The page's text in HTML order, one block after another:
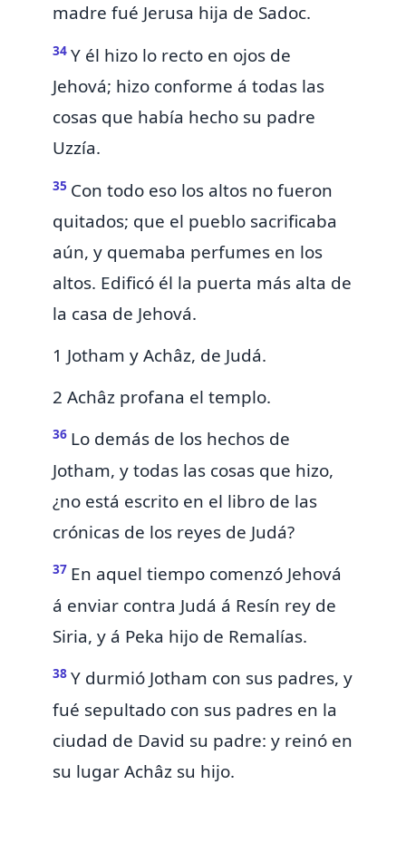
madre fué Jerusa hija de Sadoc.
34 Y él hizo lo recto en ojos de
Jehová; hizo conforme á todas las
cosas que había hecho su padre
Uzzía.
35 Con todo eso los altos no fueron
quitados; que el pueblo sacrificaba
aún, y quemaba perfumes en los
altos. Edificó él la puerta más alta de
la casa de Jehová.
1 Jotham y Achâz, de Judá.
2 Achâz profana el templo.
36 Lo demás de los hechos de
Jotham, y todas las cosas que hizo,
¿no está escrito en el libro de las
crónicas de los reyes de Judá?
37 En aquel tiempo comenzó Jehová
á enviar contra Judá á Resín rey de
Siria, y á Peka hijo de Remalías.
38 Y durmió Jotham con sus padres, y
fué sepultado con sus padres en la
ciudad de David su padre: y reinó en
su lugar Achâz su hijo.